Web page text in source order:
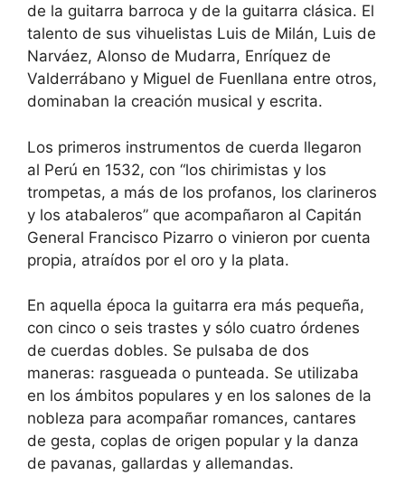
de la guitarra barroca y de la guitarra clásica. El
talento de sus vihuelistas Luis de Milán, Luis de
Narváez, Alonso de Mudarra, Enríquez de
Valderrábano y Miguel de Fuenllana entre otros,
dominaban la creación musical y escrita.
Los primeros instrumentos de cuerda llegaron
al Perú en 1532, con “los chirimistas y los
trompetas, a más de los profanos, los clarineros
y los atabaleros” que acompañaron al Capitán
General Francisco Pizarro o vinieron por cuenta
propia, atraídos por el oro y la plata.
En aquella época la guitarra era más pequeña,
con cinco o seis trastes y sólo cuatro órdenes
de cuerdas dobles. Se pulsaba de dos
maneras: rasgueada o punteada. Se utilizaba
en los ámbitos populares y en los salones de la
nobleza para acompañar romances, cantares
de gesta, coplas de origen popular y la danza
de pavanas, gallardas y allemandas.